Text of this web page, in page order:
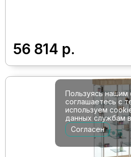
56 814 р.
Пользуясь нашим
соглашаетесь с
используем
данных службам
Согласен